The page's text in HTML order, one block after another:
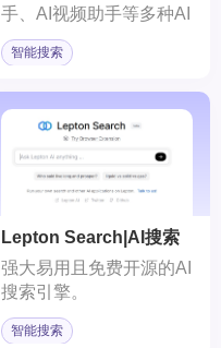
手、AI视频助手等多种AI
辅助助手的新一代浏览
器。
智能搜索
Lepton Search|AI搜索
引擎
强大易用且免费开源的AI
搜索引擎。
智能搜索